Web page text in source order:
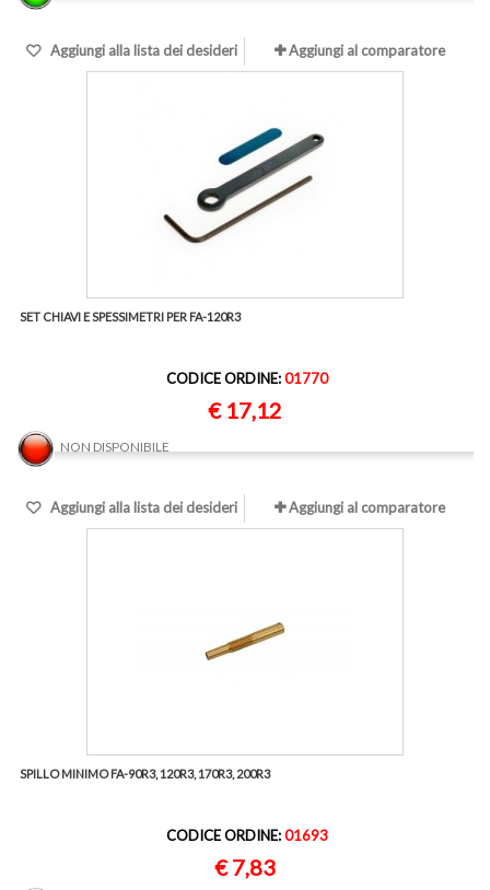
Aggiungi alla lista dei desideri Aggiungi al comparatore
SET CHIAVI E SPESSIMETRI PER FA-120R3
CODICE ORDINE:01770
€ 17,12
NON DISPONIBILE
Aggiungi alla lista dei desideri Aggiungi al comparatore
SPILLO MINIMO FA-90R3, 120R3, 170R3, 200R3
CODICE ORDINE:01693
€ 7,83